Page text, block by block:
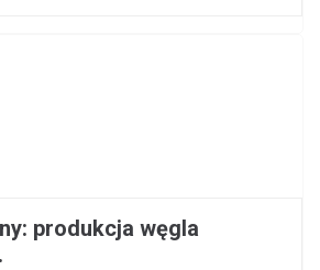
produkcja węgla